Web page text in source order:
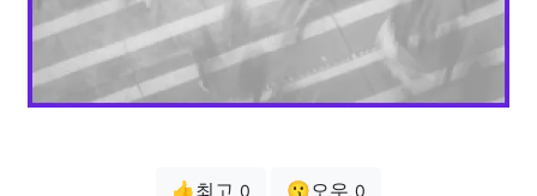
👍최고 0 😗오우 0